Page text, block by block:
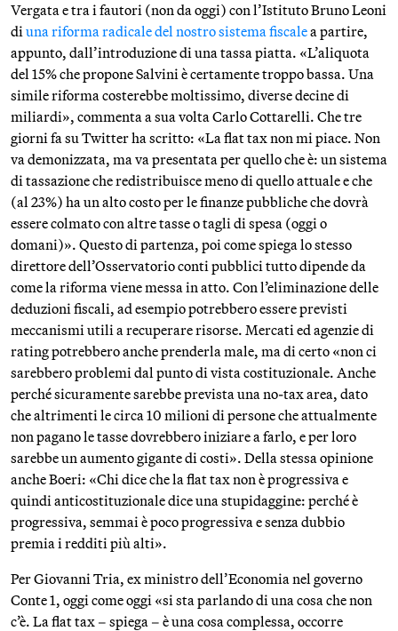
Vergata e tra i fautori (non da oggi) con l’Istituto Bruno Leoni
diuna riforma radicale del nostro sistema fiscalea partire,
appunto, dall’introduzione di una tassa piatta. «L’aliquota
del 15% che propone Salvini è certamente troppo bassa. Una
simile riforma costerebbe moltissimo, diverse decine di
miliardi», commenta a sua volta Carlo Cottarelli. Che tre
giorni fa su Twitter ha scritto: «La flat tax non mi piace. Non
va demonizzata, ma va presentata per quello che è: un sistema
di tassazione che redistribuisce meno di quello attuale e che
(al 23%) ha un alto costo per le finanze pubbliche che dovrà
essere colmato con altre tasse o tagli di spesa (oggi o
domani)». Questo di partenza, poi come spiega lo stesso
direttore dell’Osservatorio conti pubblici tutto dipende da
come la riforma viene messa in atto. Con l’eliminazione delle
deduzioni fiscali, ad esempio potrebbero essere previsti
meccanismi utili a recuperare risorse. Mercati ed agenzie di
rating potrebbero anche prenderla male, ma di certo «non ci
sarebbero problemi dal punto di vista costituzionale. Anche
perché sicuramente sarebbe prevista una no-tax area, dato
che altrimenti le circa 10 milioni di persone che attualmente
non pagano le tasse dovrebbero iniziare a farlo, e per loro
sarebbe un aumento gigante di costi». Della stessa opinione
anche Boeri: «Chi dice che la flat tax non è progressiva e
quindi anticostituzionale dice una stupidaggine: perché è
progressiva, semmai è poco progressiva e senza dubbio
premia i redditi più alti».
Per Giovanni Tria, ex ministro dell’Economia nel governo
Conte 1, oggi come oggi «si sta parlando di una cosa che non
c’è. La flat tax – spiega – è una cosa complessa, occorre